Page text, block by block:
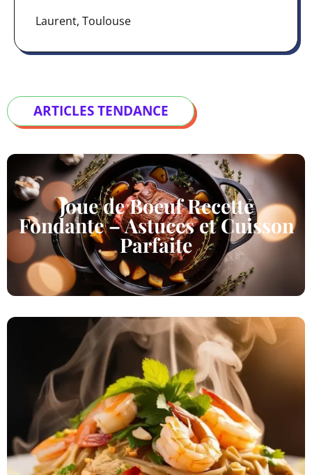
Laurent, Toulouse
ARTICLES TENDANCE
Joue de Boeuf Recette
Fondante – Astuces et Cuisson
Parfaite